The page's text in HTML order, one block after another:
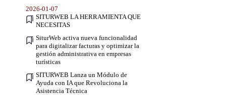
2026-01-07
SITURWEB LA HERRAMIENTA QUE
NECESITAS
SiturWeb activa nueva funcionalidad
para digitalizar facturas y optimizar la
gestión administrativa en empresas
turísticas
SITURWEB Lanza un Módulo de
Ayuda con IA que Revoluciona la
Asistencia Técnica